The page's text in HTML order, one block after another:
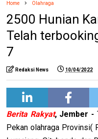
Home Olahraga
2500 Hunian
Telah
7
Redaksi News 10/04/2022
Berita Rakyat, Jember -
Pekan olahraga Provinsi(